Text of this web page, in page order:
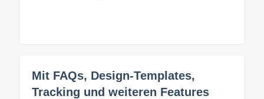
Mit FAQs, Design-Templates,
Tracking und weiteren Features